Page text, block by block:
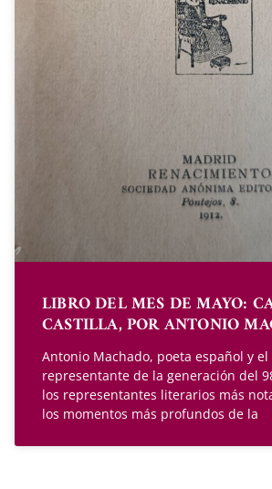
LIBRO DEL MES DE MAYO:
CASTILLA, POR ANTONIO
Antonio Machado, poeta español y el
representante de la generación del
los representantes literarios más
los momentos más profundos de la